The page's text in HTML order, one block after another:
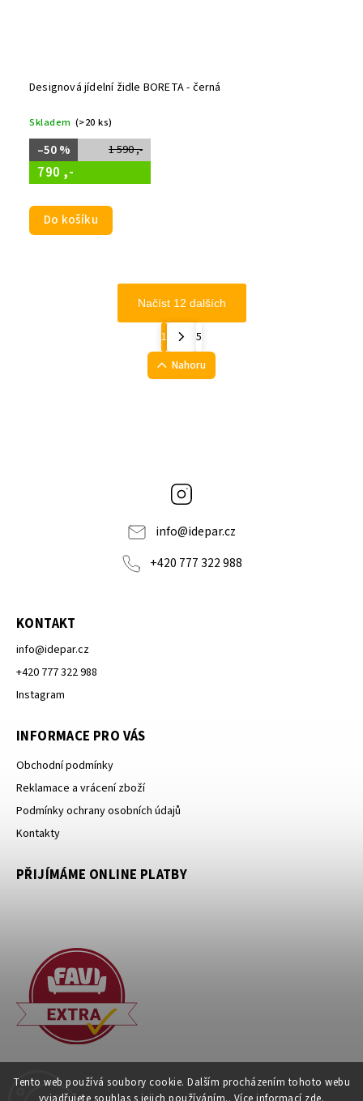
Tento web používá soubory cookie. Dalším procházením tohoto webu
Designová jídelní židle BORETA - černá
Skladem (>20 ks)
1 590 ,-
–50 %
790 ,-
Do košíku
Načíst 12 dalších
1
5
Nahoru
info@idepar.cz
+420 777 322 988
KONTAKT
info@idepar.cz
+420 777 322 988
Instagram
INFORMACE PRO VÁS
Obchodní podmínky
Reklamace a vrácení zboží
Podmínky ochrany osobních údajů
Kontakty
PŘIJÍMÁME ONLINE PLATBY